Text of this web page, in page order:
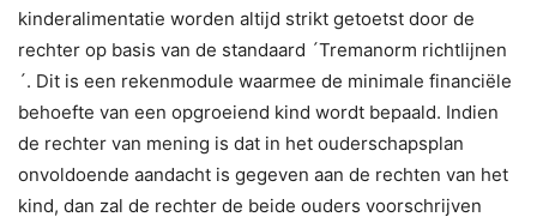
kinderalimentatie worden altijd strikt getoetst door de
rechter op basis van de standaard ´Tremanorm richtlijnen
´. Dit is een rekenmodule waarmee de minimale financiële
behoefte van een opgroeiend kind wordt bepaald. Indien
de rechter van mening is dat in het ouderschapsplan
onvoldoende aandacht is gegeven aan de rechten van het
kind, dan zal de rechter de beide ouders voorschrijven